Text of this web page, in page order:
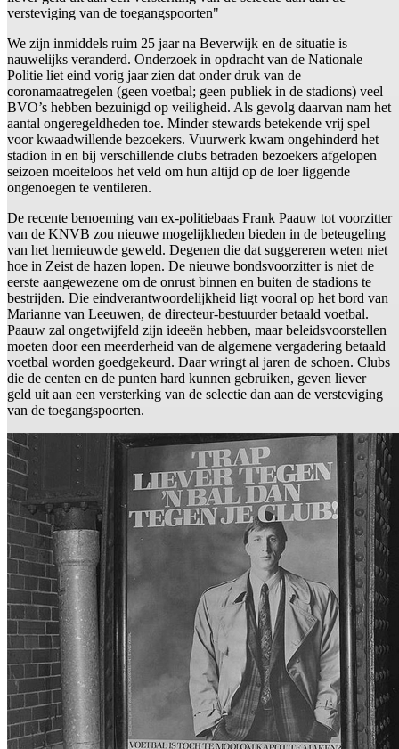
versteviging van de toegangspoorten"
We zijn inmiddels ruim 25 jaar na Beverwijk en de situatie is
nauwelijks veranderd. Onderzoek in opdracht van de Nationale
Politie liet eind vorig jaar zien dat onder druk van de
coronamaatregelen (geen voetbal; geen publiek in de stadions) veel
BVO’s hebben bezuinigd op veiligheid. Als gevolg daarvan nam het
aantal ongeregeldheden toe. Minder stewards betekende vrij spel
voor kwaadwillende bezoekers. Vuurwerk kwam ongehinderd het
stadion in en bij verschillende clubs betraden bezoekers afgelopen
seizoen moeiteloos het veld om hun altijd op de loer liggende
ongenoegen te ventileren.
De recente benoeming van ex-politiebaas Frank Paauw tot voorzitter
van de KNVB zou nieuwe mogelijkheden bieden in de beteugeling
van het hernieuwde geweld. Degenen die dat suggereren weten niet
hoe in Zeist de hazen lopen. De nieuwe bondsvoorzitter is niet de
eerste aangewezene om de onrust binnen en buiten de stadions te
bestrijden. Die eindverantwoordelijkheid ligt vooral op het bord van
Marianne van Leeuwen, de directeur-bestuurder betaald voetbal.
Paauw zal ongetwijfeld zijn ideeën hebben, maar beleidsvoorstellen
moeten door een meerderheid van de algemene vergadering betaald
voetbal worden goedgekeurd. Daar wringt al jaren de schoen. Clubs
die de centen en de punten hard kunnen gebruiken, geven liever
geld uit aan een versterking van de selectie dan aan de versteviging
van de toegangspoorten.